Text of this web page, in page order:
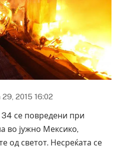
29, 2015 16:02
се повредени при
во јужно Мексико,
од светот. Несреќата се